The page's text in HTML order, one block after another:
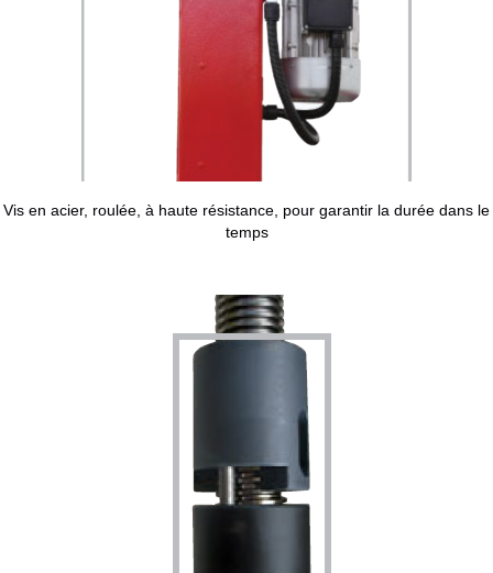
Vis en acier, roulée, à haute résistance, pour garantir la durée dans le
temps